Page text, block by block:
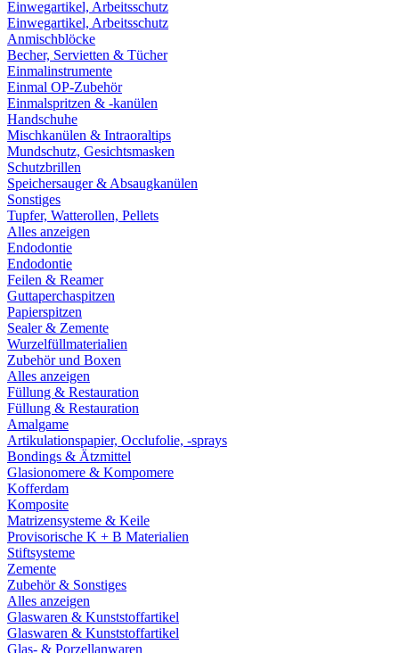
Einwegartikel, Arbeitsschutz
Einwegartikel, Arbeitsschutz
Anmischblöcke
Becher, Servietten & Tücher
Einmalinstrumente
Einmal OP-Zubehör
Einmalspritzen & -kanülen
Handschuhe
Mischkanülen & Intraoraltips
Mundschutz, Gesichtsmasken
Schutzbrillen
Speichersauger & Absaugkanülen
Sonstiges
Tupfer, Watterollen, Pellets
Alles anzeigen
Endodontie
Endodontie
Feilen & Reamer
Guttaperchaspitzen
Papierspitzen
Sealer & Zemente
Wurzelfüllmaterialien
Zubehör und Boxen
Alles anzeigen
Füllung & Restauration
Füllung & Restauration
Amalgame
Artikulationspapier, Occlufolie, -sprays
Bondings & Ätzmittel
Glasionomere & Kompomere
Kofferdam
Komposite
Matrizensysteme & Keile
Provisorische K + B Materialien
Stiftsysteme
Zemente
Zubehör & Sonstiges
Alles anzeigen
Glaswaren & Kunststoffartikel
Glaswaren & Kunststoffartikel
Glas- & Porzellanwaren